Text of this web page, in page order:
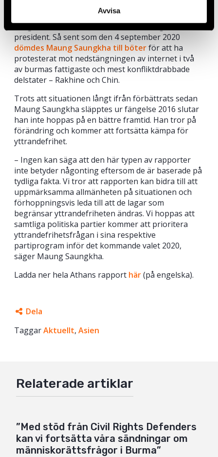
Avvisa
makten. Maung Saungkha satt frihetsberövad i mer
än sex månader efter att han skrivit en dikt som,
enligt domslutet, ”förtalade” landets tidigare
president. Så sent som den 4 september 2020
dömdes Maung Saungkha till böterför att ha
protesterat mot nedstängningen av internet i två
av burmas fattigaste och mest konfliktdrabbade
delstater – Rakhine och Chin.
Trots att situationen långt ifrån förbättrats sedan
Maung Saungkha släpptes ur fängelse 2016 slutar
han inte hoppas på en bättre framtid. Han tror på
förändring och kommer att fortsätta kämpa för
yttrandefrihet.
– Ingen kan säga att den här typen av rapporter
inte betyder någonting eftersom de är baserade på
tydliga fakta. Vi tror att rapporten kan bidra till att
uppmärksamma allmänheten på situationen och
förhoppningsvis leda till att de lagar som
begränsar yttrandefriheten ändras. Vi hoppas att
samtliga politiska partier kommer att prioritera
yttrandefrihetsfrågan i sina respektive
partiprogram inför det kommande valet 2020,
säger Maung Saungkha.
Ladda ner hela Athans rapport här(på engelska).
Dela
Facebook
Mail
TaggarAktuellt, Asien
Relaterade artiklar
”Med stöd från Civil Rights Defenders
kan vi fortsätta våra sändningar om
människorättsfrågor i Burma”